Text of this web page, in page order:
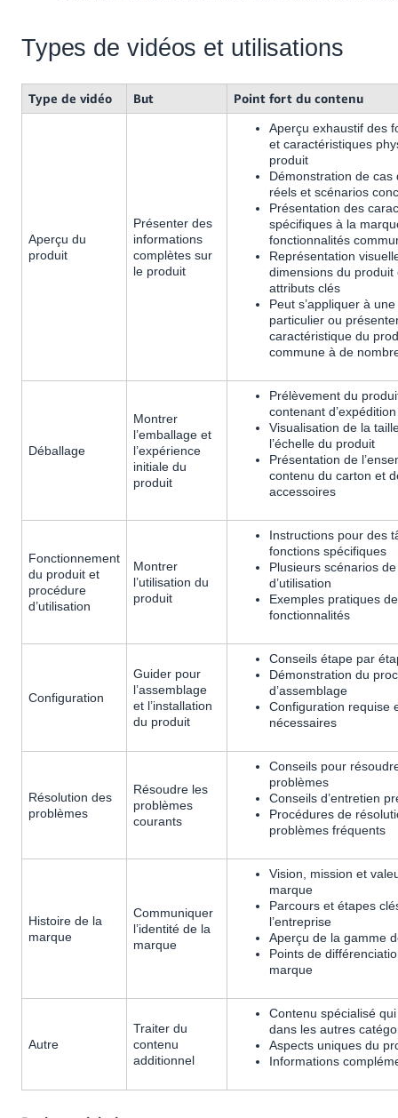
Types de vidéos et utilisations
Type de vidéo But Point fort du contenu
Aperçu du
produit
Présenter des
informations
complètes sur
le produit
Aperçu exhaustif des
et caractéristiques
produit
Démonstration de cas
réels et scénarios
Présentation des
spécifiques à la
fonctionnalités
Représentation
dimensions du produit
attributs clés
Peut s’appliquer à
particulier ou
caractéristique du
commune à de
Déballage
Montrer
l’emballage et
l’expérience
initiale du
produit
Prélèvement du
contenant d’expédition
Visualisation de la
l’échelle du produit
Présentation de
contenu du carton et
accessoires
Fonctionnement
du produit et
procédure
d’utilisation
Montrer
l’utilisation du
produit
Instructions pour des
fonctions spécifiques
Plusieurs scénarios
d’utilisation
Exemples pratiques
fonctionnalités
Configuration
Guider pour
l’assemblage
et l’installation
du produit
Conseils étape par
Démonstration du
d’assemblage
Configuration requise
nécessaires
Résolution des
problèmes
Résoudre les
problèmes
courants
Conseils pour
problèmes
Conseils d’entretien
Procédures de
problèmes fréquents
Histoire de la
marque
Communiquer
l’identité de la
marque
Vision, mission et
marque
Parcours et étapes
l’entreprise
Aperçu de la gamme
Points de
marque
Autre
Traiter du
contenu
additionnel
Contenu spécialisé qui
dans les autres
Aspects uniques du
Informations